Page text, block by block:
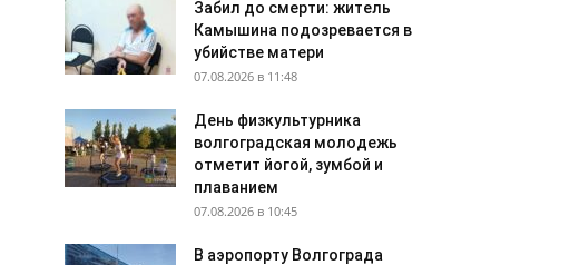
Забил до смерти: житель
Камышина подозревается в
убийстве матери
07.08.2026 в 11:48
День физкультурника
волгоградская молодежь
отметит йогой, зумбой и
плаванием
07.08.2026 в 10:45
В аэропорту Волгограда